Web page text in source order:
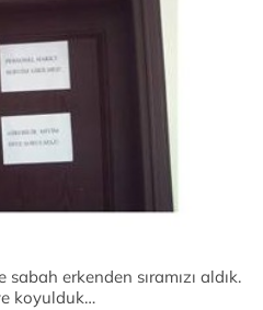
erkenden sıramızı aldık.
koyulduk…